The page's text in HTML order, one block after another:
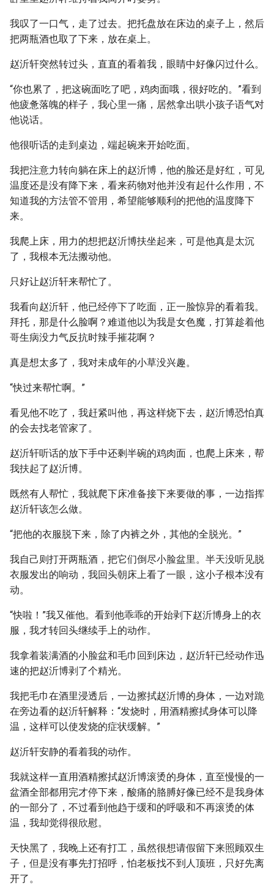
我叹了一口气，走了过去。把托盘放在床边的桌子上，然后
把两瓶酒也取了下来，放在桌上。
赵沂轩突然转过头，直直的看着我，眼睛中好像闪过什么。
“你也累了，把这碗面吃了吧，鸡肉面哦，很好吃的。”看到
他疲惫落魄的样子，我心里一痛，居然拿出哄小孩子语气对
他说话。
他很听话的走到桌边，端起碗来开始吃面。
我把注意力转向躺在床上的赵沂博，他的脸还是好红，可见
温度还是没有降下来，看来药物对他并没有起什么作用，不
知道我的方法管不管用，希望能够顺利的把他的温度降下
来。
我爬上床，用力的想把赵沂博扶坐起来，可是他真是太沉
了，我根本无法搬动他。
只好让赵沂轩来帮忙了。
我看向赵沂轩，他已经停下了吃面，正一脸惊异的看着我。
拜托，那是什么脸啊？难道他以为我是女色魔，打算趁着他
哥生病没力气反抗时辣手摧花啊？
真是想太多了，我对未成年的小草没兴趣。
“快过来帮忙啊。”
看见他不吃了，我赶紧叫他，再这样烧下去，赵沂博恐怕真
的会去找老管家了。
赵沂轩听话的放下手中还剩半碗的鸡肉面，也爬上床来，帮
我扶起了赵沂博。
既然有人帮忙，我就爬下床准备接下来要做的事，一边指挥
赵沂轩该怎么做。
“把他的衣服脱下来，除了内裤之外，其他的全脱光。”
我自己则打开两瓶酒，把它们倒尽小脸盆里。半天没听见脱
衣服发出的响动，我回头朝床上看了一眼，这小子根本没有
动。
“快啦！”我又催他。看到他乖乖的开始剥下赵沂博身上的衣
服，我才转回头继续手上的动作。
我拿着装满酒的小脸盆和毛巾回到床边，赵沂轩已经动作迅
速的把赵沂博剥了个精光。
我把毛巾在酒里浸透后，一边擦拭赵沂博的身体，一边对跪
在旁边看的赵沂轩解释：“发烧时，用酒精擦拭身体可以降
温，这样可以使发烧的症状缓解。”
赵沂轩安静的看着我的动作。
我就这样一直用酒精擦拭赵沂博滚烫的身体，直至慢慢的一
盆酒全部都用完才停下来，酸痛的胳膊好像已经不是我身体
的一部分了，不过看到他趋于缓和的呼吸和不再滚烫的体
温，我却觉得很欣慰。
天快黑了，我晚上还有打工，虽然很想请假留下来照顾双生
子，但是没有事先打招呼，怕老板找不到人顶班，只好先离
开了。